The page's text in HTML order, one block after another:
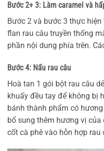
Bước 2+ 3: Làm caramel và
Bước 2 và bước 3 thực
flan rau câu truyền thống
phần nội dung phía trên.
Bước 4: Nấu rau câu
Hoà tan 1 gói bột rau câu
khuấy đều tay để không bị
bánh thành phẩm có
bổ sung thêm hương vị
cốt cà phê vào hỗn hợp rau